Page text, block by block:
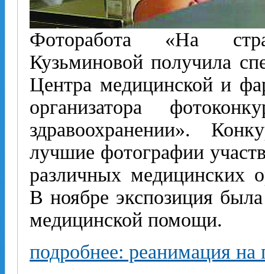
Фоторабота «На
Кузьминовой получила
Центра медицинской и
организатора
здравоохранении».
лучшие фотографии
различных медицинских
В ноябре экспозиция
медицинской помощи.
подробнее: реанимация на